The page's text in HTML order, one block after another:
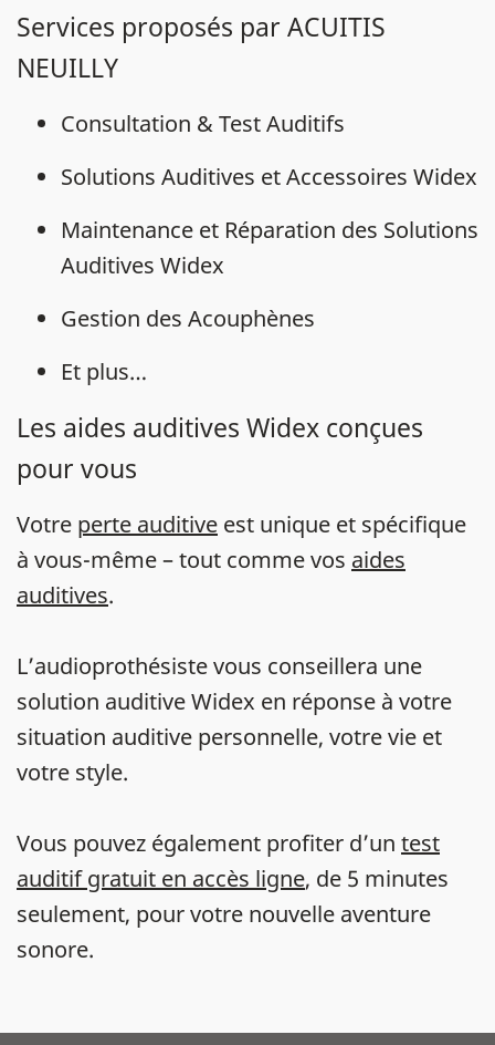
Services proposés par ACUITIS
NEUILLY
Consultation & Test Auditifs
Solutions Auditives et Accessoires Widex
Maintenance et Réparation des Solutions
Auditives Widex
Gestion des Acouphènes
Et plus…
Les aides auditives Widex conçues
pour vous
Votre perte auditive est unique et spécifique
à vous-même – tout comme vos aides
auditives.
L’audioprothésiste vous conseillera une
solution auditive Widex en réponse à votre
situation auditive personnelle, votre vie et
votre style.
Vous pouvez également profiter d’un test
auditif gratuit en accès ligne, de 5 minutes
seulement, pour votre nouvelle aventure
sonore.